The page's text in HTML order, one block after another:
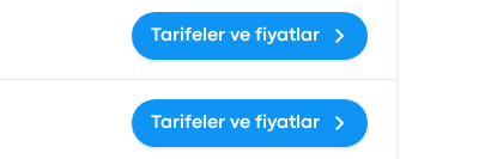
Tarifeler ve fiyatlar
Tarifeler ve fiyatlar